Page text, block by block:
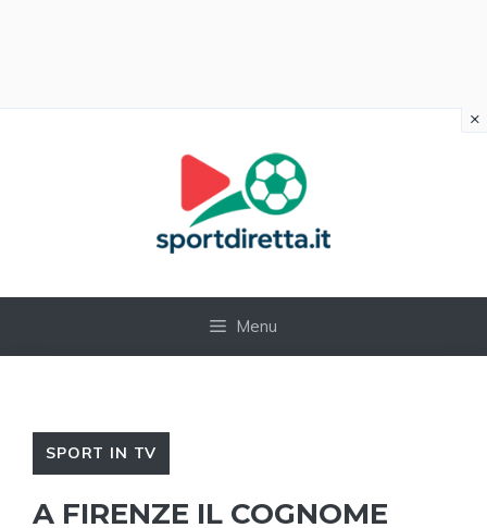
Menu
SPORT IN TV
A FIRENZE IL COGNOME
×